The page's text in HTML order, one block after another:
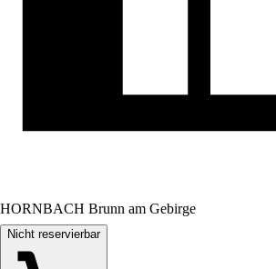
HORNBACH Brunn am Gebirge
Nicht reservierbar